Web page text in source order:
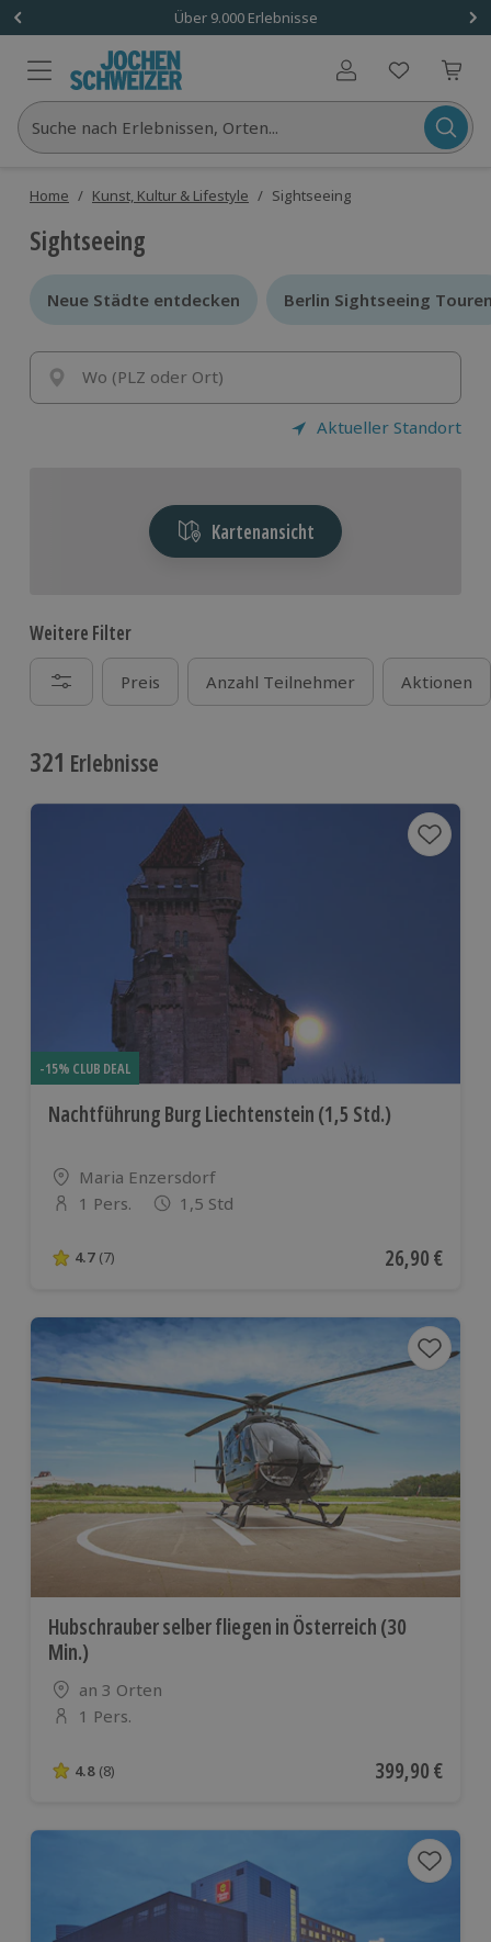
Über 9.000 Erlebnisse
Benutzerkonto
Suche nach Erlebnissen, Orten...
Home / Kunst, Kultur & Lifestyle / Sightseeing
Sightseeing
Neue Städte entdecken
Neue Städte entdecken Berlin Sightseeing
Berlin Sightseeing
Wo (PLZ oder Ort)
Aktueller Standort
Kartenansicht
Weitere Filter
Preis Anzahl Teilnehmer Aktionen
321 Erlebnisse
-15% CLUB DEAL
Nachtführung Burg Liechtenstein (1,5 Std.)
Standort
Maria Enzersdorf
Anzahl der Teilnehmer
1 Pers. 1,5 Std
4.7 von 5 Sternen basierend auf 7 Bewertungen
4.7 (7) Aktueller
26,90 €
Hubschrauber selber fliegen in Österreich (30
Min.)
Standort
an 3 Orten
Anzahl der Teilnehmer
1 Pers.
4.8 von 5 Sternen basierend auf 8 Bewertungen
4.8 (8) Aktueller Preis
399,90 €